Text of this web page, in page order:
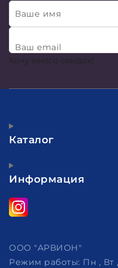
Ваше имя
Ваш email
Хочу много скидок!
Каталог
Информация
ООО "АРВИОН"
Режим работы: Пн , Вт